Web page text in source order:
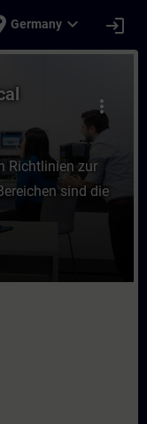
Germany expand_more login
Electrical
more_vert
Richtlinien zur
sind die